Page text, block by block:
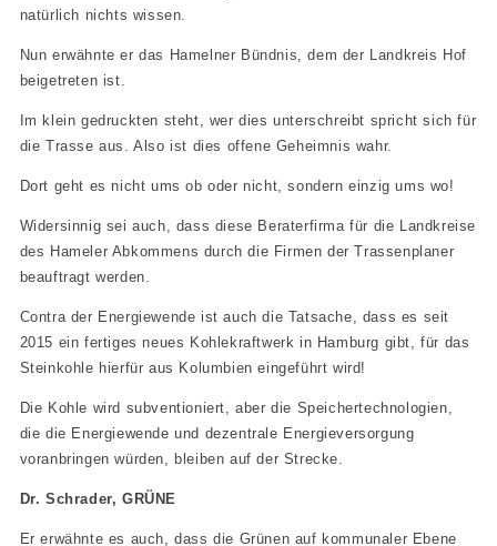
natürlich nichts wissen.
Nun erwähnte er das Hamelner Bündnis, dem der Landkreis Hof
beigetreten ist.
Im klein gedruckten steht, wer dies unterschreibt spricht sich für
die Trasse aus. Also ist dies offene Geheimnis wahr.
Dort geht es nicht ums ob oder nicht, sondern einzig ums wo!
Widersinnig sei auch, dass diese Beraterfirma für die Landkreise
des Hameler Abkommens durch die Firmen der Trassenplaner
beauftragt werden.
Contra der Energiewende ist auch die Tatsache, dass es seit
2015 ein fertiges neues Kohlekraftwerk in Hamburg gibt, für das
Steinkohle hierfür aus Kolumbien eingeführt wird!
Die Kohle wird subventioniert, aber die Speichertechnologien,
die die Energiewende und dezentrale Energieversorgung
voranbringen würden, bleiben auf der Strecke.
Dr. Schrader, GRÜNE
Er erwähnte es auch, dass die Grünen auf kommunaler Ebene